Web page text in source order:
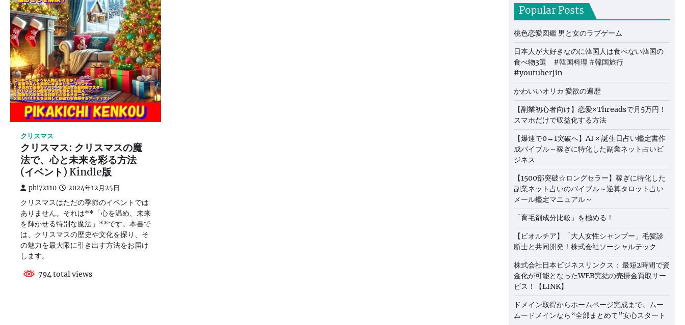
クリスマス
クリスマス: クリスマスの魔
法で、心と未来を彩る方法
(イベント) Kindle版
phi72110 2024年12月25日
クリスマスはただの季節のイベントでは
ありません。それは**「心を温め、未来
を輝かせる特別な魔法」**です。本書で
は、クリスマスの歴史や文化を探り、そ
の魅力を最大限に引き出す方法をお届け
します。
794 total views
Popular Posts
桃色恋愛図鑑 男と女のラブゲーム
日本人が大好きなのに韓国人は食べない韓国の
食べ物3選 #韓国料理 #韓国旅行
#youtuberjin
かわいいオリカ 愛欲の遍歴
【副業初心者向け】恋愛×Threadsで月5万円！
スマホだけで収益化する方法
【爆速で0→1突破へ】AI × 誕生日占い鑑定書作
成バイブル～稼ぎに特化した副業ネット占いビ
ジネス
【1500部突破☆ロングセラー】稼ぎに特化した
副業ネット占いのバイブル～逆算タロット占い
メール鑑定マニュアル～
「育毛剤成分比較」を極める！
【ビオルチア】「大人女性シャンプー」毛髪診
断士と共同開発！株式会社ソーシャルテック
株式会社日本ビジネスリンクス： 最短2時間で資
金化が可能となったWEB完結の売掛金買取サー
ビス！【LINK】
ドメイン取得からホームページ完成まで。ムー
ムードメインなら“全部まとめて”安心スタート